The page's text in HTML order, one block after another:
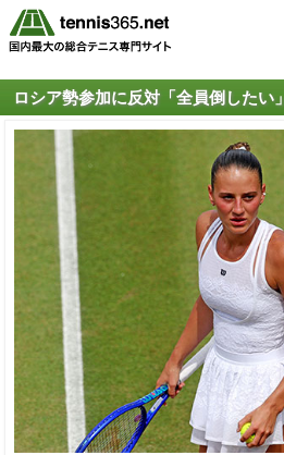
ロシア勢参加に反対「全員倒したい」